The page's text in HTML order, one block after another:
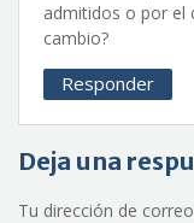
admitidos o por el
cambio?
Responder
Deja una
Tu dirección de